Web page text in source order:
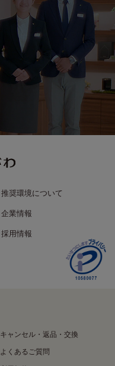
推奨環境について
企業情報
採用情報
キャンセル・返品・交換
よくあるご質問